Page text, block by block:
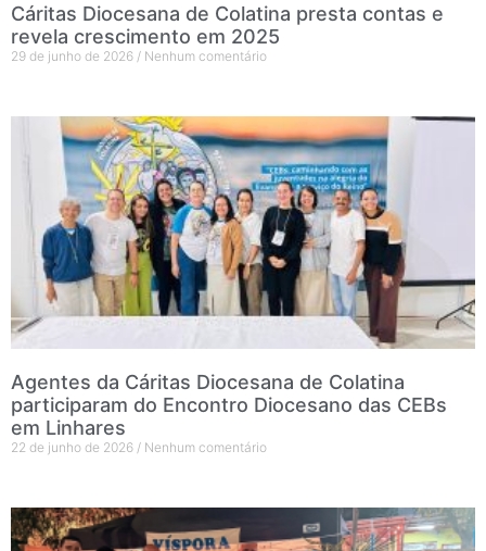
Cáritas Diocesana de Colatina presta contas e
revela crescimento em 2025
29 de junho de 2026 Nenhum comentário
Agentes da Cáritas Diocesana de Colatina
participaram do Encontro Diocesano das CEBs
em Linhares
22 de junho de 2026 Nenhum comentário